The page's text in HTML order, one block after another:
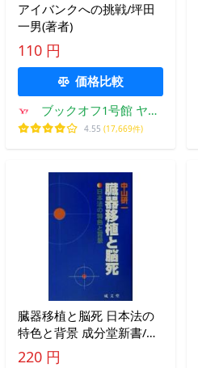
アイバンクへの挑戦/坪田
一男(著者)
110 円
価格比較
ブックオフ1号館 ヤフ
ーショッピング店
4.55 (17,669件)
臓器移植と脳死 日本法の
特色と背景 成分堂新書/中
山研一(著者)
220 円